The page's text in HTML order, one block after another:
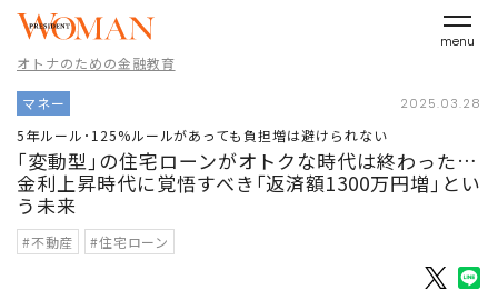
menu
オトナのための金融教育
マネー 2025.03.28
5年ルール･125%ルールがあっても負担増は避けられない
｢変動型｣の住宅ローンがオトクな時代は終わった…
金利上昇時代に覚悟すべき｢返済額1300万円増｣とい
う未来
#不動産 #住宅ローン